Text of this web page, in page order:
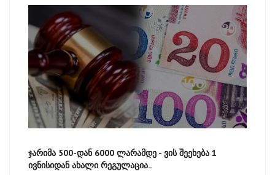
ჯარიმა 500-დან 6000 ლარამდე - ვის შეეხება 1
ივნისიდან ახალი რეგულაცია..